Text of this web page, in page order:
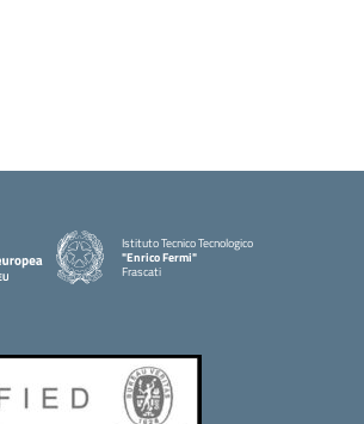
Istituto Tecnico Tecnologico
"Enrico Fermi"
Frascati